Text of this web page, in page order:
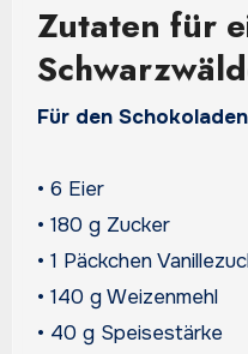
Zutaten für
Für den
• 6 Eier
• 180 g Zucker
• 1 Päckchen
• 140 g Weizenmehl
• 40 g Speisestärke